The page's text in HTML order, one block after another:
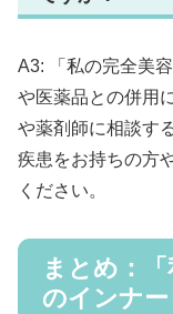
A3: 「私の完全美
や医薬品との併用
や薬剤師に相談す
疾患をお持ちの方
ください。
まとめ：
のインナ